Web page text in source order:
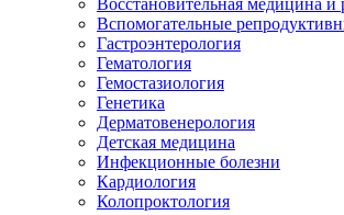
Восстановительная медицина и
Вспомогательные
Гастроэнтерология
Гематология
Гемостазиология
Генетика
Дерматовенерология
Детская медицина
Инфекционные болезни
Кардиология
Колопроктология